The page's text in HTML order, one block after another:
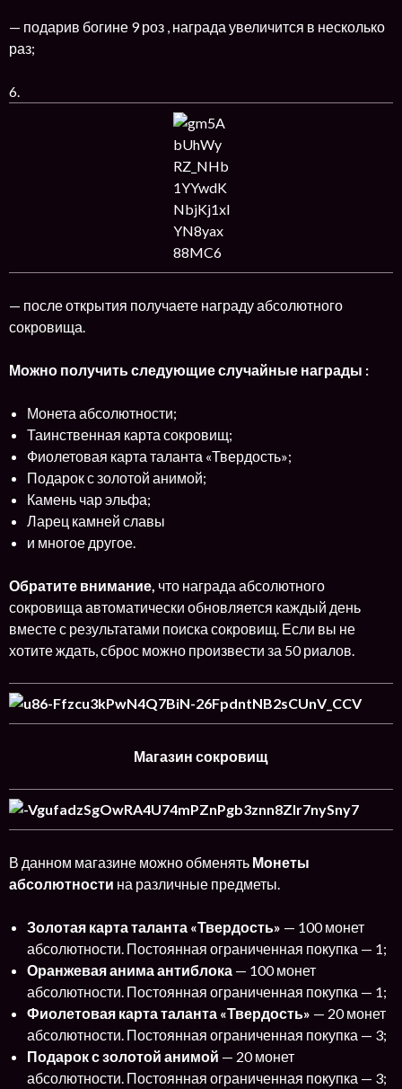
— подарив богине 9 роз , награда увеличится в несколько
раз;
6.
— после открытия получаете награду абсолютного
сокровища.
Можно получить следующие случайные награды :
Монета абсолютности;
Таинственная карта сокровищ;
Фиолетовая карта таланта «Твердость»;
Подарок с золотой анимой;
Камень чар эльфа;
Ларец камней славы
и многое другое.
Обратите внимание, что награда абсолютного
сокровища автоматически обновляется каждый день
вместе с результатами поиска сокровищ. Если вы не
хотите ждать, сброс можно произвести за 50 риалов.
Магазин сокровищ
В данном магазине можно обменять Монеты
абсолютности на различные предметы.
Золотая карта таланта «Твердость» — 100 монет
абсолютности. Постоянная ограниченная покупка — 1;
Оранжевая анима антиблока — 100 монет
абсолютности. Постоянная ограниченная покупка — 1;
Фиолетовая карта таланта «Твердость» — 20 монет
абсолютности. Постоянная ограниченная покупка — 3;
Подарок с золотой анимой — 20 монет
абсолютности. Постоянная ограниченная покупка — 3;